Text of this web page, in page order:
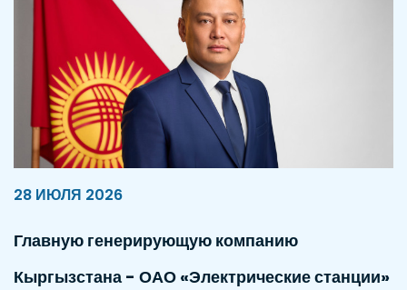
28 ИЮЛЯ 2026
Главную генерирующую компанию
Кыргызстана - ОАО «Электрические станции»